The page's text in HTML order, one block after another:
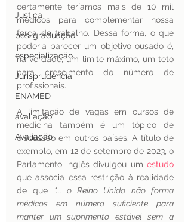
Justiça
pos-graduação
especialização
Jurisprudência
ENAMED
avaliação
Avaliação
certamente teríamos mais de 10 mil
médicos para complementar nossa
força de trabalho. Dessa forma, o que
poderia parecer um objetivo ousado é,
na verdade, um limite máximo, um teto
para crescimento do número de
profissionais.
A limitação de vagas em cursos de
medicina também é um tópico de
discussão em outros países. A título de
exemplo, em 12 de setembro de 2023, o
Parlamento inglês divulgou um estudo
que associa essa restrição à realidade
de que "... o Reino Unido não forma
médicos em número suficiente para
manter um suprimento estável sem a